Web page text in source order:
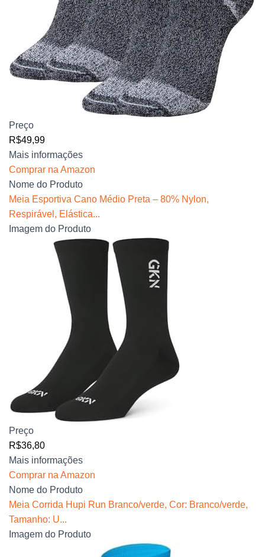
Preço
R$49,99
Mais informações
Comprar na Amazon
Nome do Produto
Meia Esportiva Cano Médio Preta – 80% Nylon,
Respirável, Elástica...
Imagem do Produto
Preço
R$36,80
Mais informações
Comprar na Amazon
Nome do Produto
Meia Corrida Hupi Run Branco/verde, Cor: Branco/verde,
Tamanho: U...
Imagem do Produto